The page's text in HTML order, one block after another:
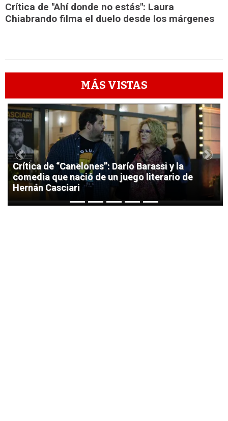
Crítica de "Ahí donde no estás": Laura
Chiabrando filma el duelo desde los márgenes
MÁS VISTAS
1
Crítica de “Canelones”: Darío Barassi y la
comedia que nació de un juego literario de
Hernán Casciari
Previous Next